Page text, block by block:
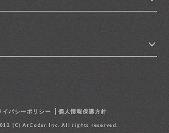
(C) AtCoder Inc. All rights reserved.
イバシーポリシー 個人情報保護方針